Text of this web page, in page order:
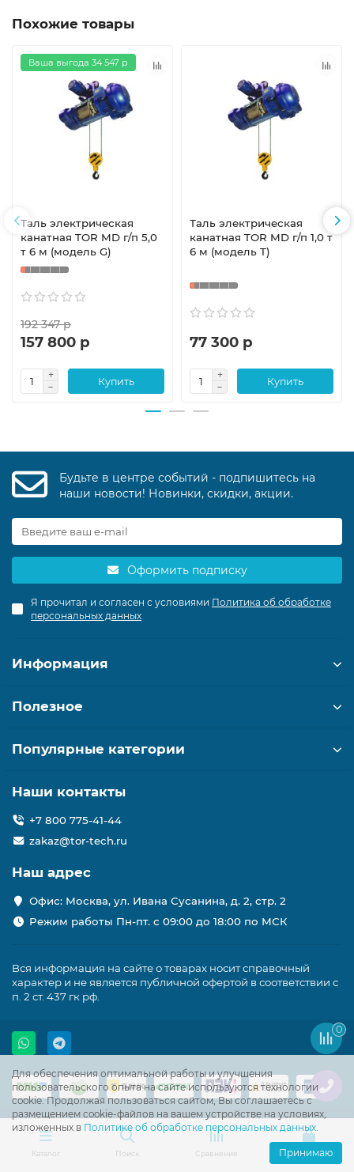
Похожие товары
Ваша выгода 34 547 р
Таль электрическая
канатная TOR MD г/п 5,0
т 6 м (модель G)
192 347 р
157 800 р
Купить
Таль электрическая
канатная TOR MD г/п 1,0 т
6 м (модель T)
77 300 р
Купить
Для обеспечения оптимальной работы и улучшения
пользовательского опыта на сайте используются технологии
cookie. Продолжая пользоваться сайтом, Вы соглашаетесь с
размещением cookie-файлов на вашем устройстве на условиях,
изложенных в Политике об обработке персональных данных.
Принимаю
Будьте в центре событий - подпишитесь на
наши новости! Новинки, скидки, акции.
Оформить подписку
Я прочитал и согласен с условиями Политика об обработке
персональных данных
Информация
Полезное
Популярные категории
Наши контакты
+7 800 775-41-44
zakaz@tor-tech.ru
Наш адрес
Офис: Москва, ул. Ивана Сусанина, д. 2, стр. 2
Режим работы Пн-пт. с 09:00 до 18:00 по МСК
Вся информация на сайте о товарах носит справочный
характер и не является публичной офертой в соответствии с
п. 2 ст. 437 гк рф.
0
Каталог Поиск Сравнение Корзина